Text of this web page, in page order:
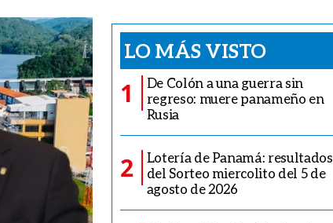
LO MÁS VISTO
1
De Colón a una guerra sin
regreso: muere panameño en
Rusia
2
Lotería de Panamá: resultados
del Sorteo miercolito del 5 de
agosto de 2026